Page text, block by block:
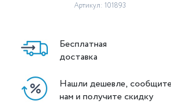
Артикул: 101893
Бесплатная
доставка
Нашли дешевле, сообщите
нам и получите скидку